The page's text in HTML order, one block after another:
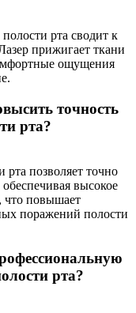
рта сводит к
прижигает ткани
ощущения
точность
рта?
рта позволяет точно
высокое
что повышает
поражений полости
рта?